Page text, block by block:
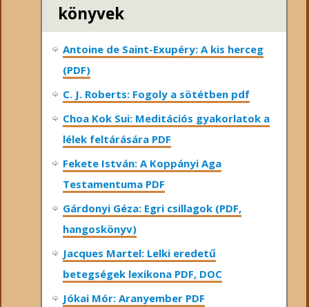
könyvek
Antoine de Saint-Exupéry: A kis herceg
(PDF)
C. J. Roberts: Fogoly a sötétben pdf
Choa Kok Sui: Meditációs gyakorlatok a
lélek feltárására PDF
Fekete István: A Koppányi Aga
Testamentuma PDF
Gárdonyi Géza: Egri csillagok (PDF,
hangoskönyv)
Jacques Martel: Lelki eredetű
betegségek lexikona PDF, DOC
Jókai Mór: Aranyember PDF